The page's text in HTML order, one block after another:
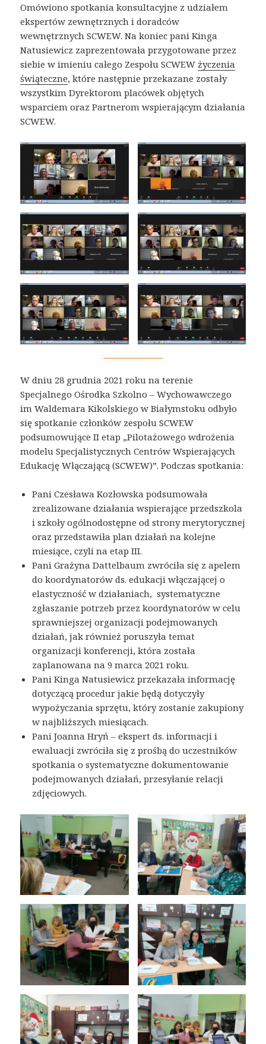
Omówiono spotkania konsultacyjne z udziałem
ekspertów zewnętrznych i doradców
wewnętrznych SCWEW. Na koniec pani Kinga
Natusiewicz zaprezentowała przygotowane przez
siebie w imieniu całego Zespołu SCWEWżyczenia
świąteczne, które następnie przekazane zostały
wszystkim Dyrektorom placówek objętych
wsparciem oraz Partnerom wspierającym działania
SCWEW.
W dniu 28 grudnia 2021 roku na terenie
Specjalnego Ośrodka Szkolno – Wychowawczego
im Waldemara Kikolskiego w Białymstoku odbyło
się spotkanie członków zespołu SCWEW
podsumowujące II etap „Pilotażowego wdrożenia
modelu Specjalistycznych Centrów Wspierających
Edukację Włączającą (SCWEW)”. Podczas spotkania:
Pani Czesława Kozłowska podsumowała
zrealizowane działania wspierające przedszkola
i szkoły ogólnodostępne od strony merytorycznej
oraz przedstawiła plan działań na kolejne
miesiące, czyli na etap III.
Pani Grażyna Dattelbaum zwróciła się z apelem
do koordynatorów ds. edukacji włączającej o
elastyczność w działaniach, systematyczne
zgłaszanie potrzeb przez koordynatorów w celu
sprawniejszej organizacji podejmowanych
działań, jak również poruszyła temat
organizacji konferencji, która została
zaplanowana na 9 marca 2021 roku.
Pani Kinga Natusiewicz przekazała informację
dotyczącą procedur jakie będą dotyczyły
wypożyczania sprzętu, który zostanie zakupiony
w najbliższych miesiącach.
Pani Joanna Hryń – ekspert ds. informacji i
ewaluacji zwróciła się z prośbą do uczestników
spotkania o systematyczne dokumentowanie
podejmowanych działań, przesyłanie relacji
zdjęciowych.